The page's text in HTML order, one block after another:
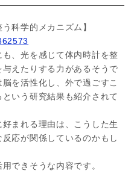
科学的メカニズム】
、光を感じて体内時計を整
えたりする力があるそうで
を活性化し、外で過ごすこ
いう研究結果も紹介されて
まれる理由は、こうした生
応が関係しているのかもし
できそうな内容です。